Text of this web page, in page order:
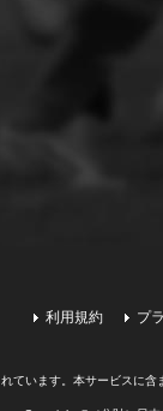
利用規約 プ
ています。 本サービスに含